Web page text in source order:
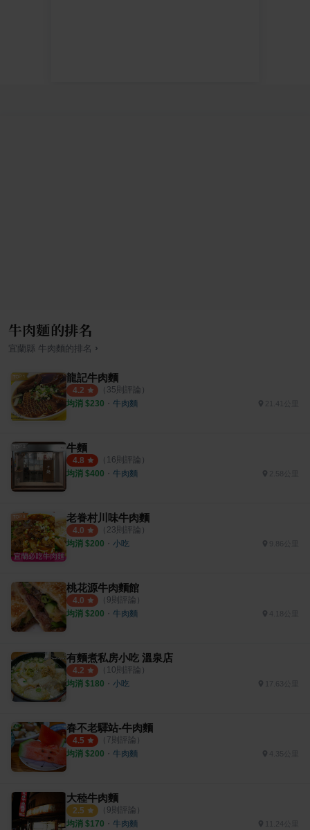
牛肉麵的排名
宜蘭縣 牛肉麵的排名 ›
龍記牛肉麵
4.2 （ 35則評論）
均消 $230 ・ 牛肉麵 21.41公里
牛麵
4.8 （ 16則評論）
均消 $400 ・ 牛肉麵 2.58公里
老眷村川味牛肉麵
4.0 （ 23則評論）
均消 $200 ・ 小吃
桃花源牛肉麵館
4.0 （ 9則評論）
均消 $200 ・ 牛肉麵 4.18公里
有麵煮私房小吃 溫泉店
4.2 （ 10則評論）
均消 $180 ・ 小吃
春不老驛站-牛肉麵
4.5 （ 7則評論）
均消 $200 ・ 牛肉麵 4.35公里
大稑牛肉麵
2.5 （ 9則評論）
均消 $170 ・ 牛肉麵 11.24公里